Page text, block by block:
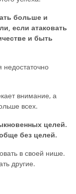
больше и
если атаковать
и быть
внимание, а
всех.
целей.
без целей.
в своей нише.
другие.